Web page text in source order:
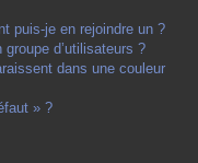
puis-je en rejoindre un ?
d’utilisateurs ?
dans une couleur
» ?